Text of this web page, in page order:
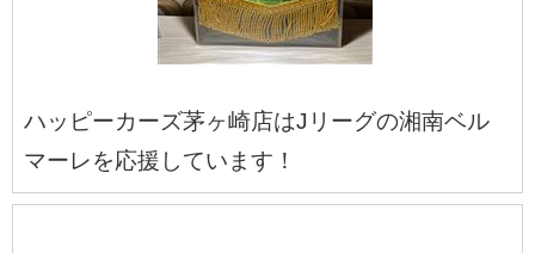
ハッピーカーズ茅ヶ崎店はJリーグの湘南ベル
マーレを応援しています！